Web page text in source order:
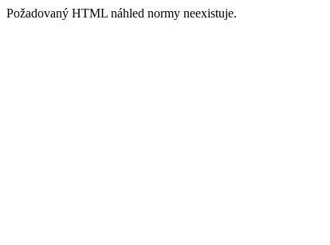
Požadovaný HTML náhled normy neexistuje.